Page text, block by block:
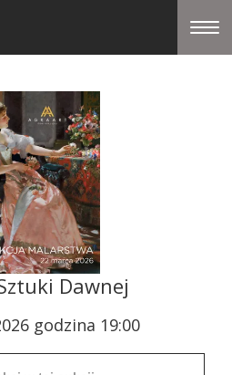
Dawnej
godzina 19:00